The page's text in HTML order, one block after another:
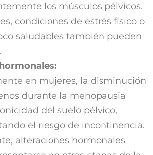
los músculos pélvicos.
condiciones de estrés físico o
saludables también pueden
en mujeres, la disminución
durante la menopausia
del suelo pélvico,
el riesgo de incontinencia.
alteraciones hormonales